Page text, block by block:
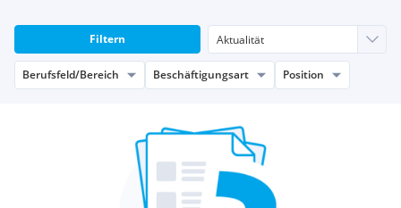
Filtern
Berufsfeld/Bereich Beschäftigungsart Position